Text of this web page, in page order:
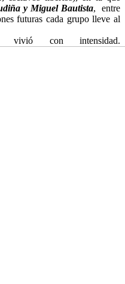
y Miguel Bautista, entre
futuras cada grupo lleve al
con intensidad.